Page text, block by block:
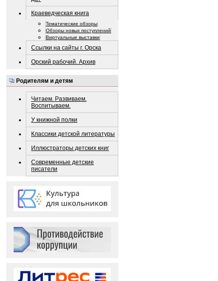
Краеведческая книга
Тематические обзоры
Обзоры новых поступлений
Виртуальные выставки
Ссылки на сайты г. Орска
Орский рабочий. Архив
Родителям и детям
Читаем. Развиваем.
Воспитываем.
У книжной полки
Классики детской литературы
Иллюстраторы детских книг
Современные детские
писатели